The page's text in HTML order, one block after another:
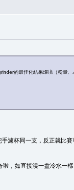
的最佳化結果環境（粉量
濾杯同一支，反正就比
，如直接澆一盆冷水一